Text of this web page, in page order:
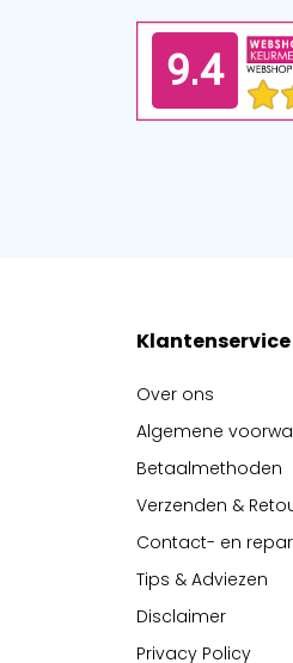
Klantenservice
Over ons
Algemene
Betaalmethoden
Verzenden &
Contact- en
Tips & Adviezen
Disclaimer
Privacy Policy